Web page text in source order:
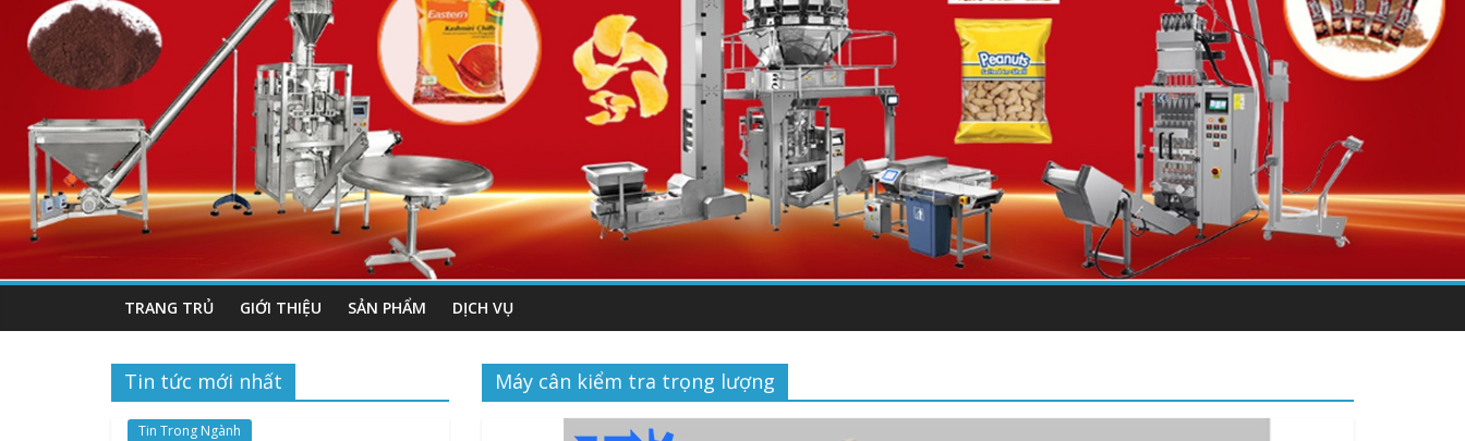
TRANG TRỦ GIỚI THIỆU SẢN PHẨM DỊCH VỤ
Máy cân kiểm tra trọng lượng
Tin tức mới nhất
Tin Trong Ngành